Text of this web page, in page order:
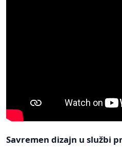
Savremen dizajn u službi